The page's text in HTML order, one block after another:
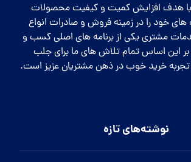
هدف افزایش کمیت و کیفیت محصولات
های خود را در زمینه فروش و صادرات انواع
مشتری یکی از برنامه های اصلی کسب و
این اساس تمام تلاش های ما برای جلب
خرید خوب در ذهن مشتریان عزیز است.
نوشته‌های تازه